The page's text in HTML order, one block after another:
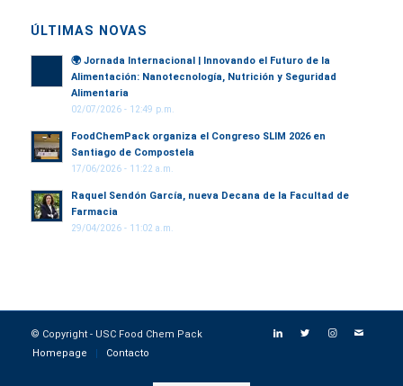
ÚLTIMAS NOVAS
🌍 Jornada Internacional | Innovando el Futuro de la
Alimentación: Nanotecnología, Nutrición y Seguridad
Alimentaria
02/07/2026 - 12:49 p.m.
FoodChemPack organiza el Congreso SLIM 2026 en
Santiago de Compostela
17/06/2026 - 11:22 a.m.
Raquel Sendón García, nueva Decana de la Facultad de
Farmacia
29/04/2026 - 11:02 a.m.
© Copyright - USC Food Chem Pack
Homepage
Contacto